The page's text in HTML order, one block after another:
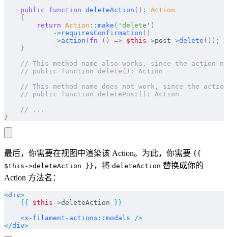
    public
function deleteAction () :
Action
    {
        return
Action :: make ( 'delete' )
            ->
requiresConfirmation ()
            ->
action ( fn () => $this ->post ->delete ());
    }
// This method name also works, since the action
    // public function delete(): Action
// This method name does not work, since the
    // public function deletePost(): Action
    // ...
}
最后，你需要在视图中渲染该 Action。为此，你需要 {{
$this->deleteAction }} ，将 deleteAction 替换成你的
Action 方法名：
<div>
    {{
$this ->deleteAction
}}
    <
x-filament-actions::modals />
</div>